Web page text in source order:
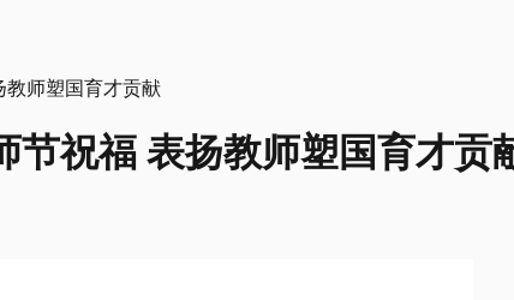
节祝福 表扬教师塑国育才贡